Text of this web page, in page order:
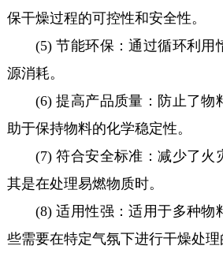
保干燥过程的可控性和安全性。
(5) 节能环保：通过循环利用
源消耗。
(6) 提高产品质量：防止了物
助于保持物料的化学稳定性。
(7) 符合安全标准：减少了火
其是在处理易燃物质时。
(8) 适用性强：适用于多种物
些需要在特定气氛下进行干燥处理